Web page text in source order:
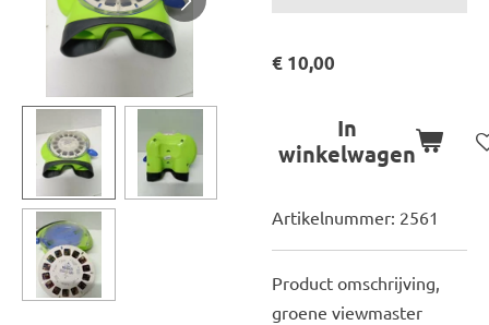
€ 10,00
In
winkelwagen
Artikelnummer: 2561
Product omschrijving,
groene viewmaster